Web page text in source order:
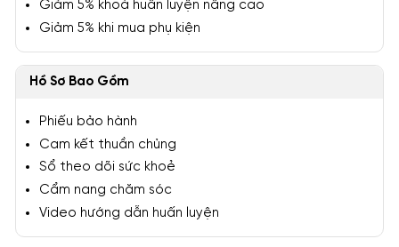
Giảm 5% khoá huấn luyện nâng cao
Giảm 5% khi mua phụ kiện
Hồ Sơ Bao Gồm
Phiếu bảo hành
Cam kết thuần chủng
Sổ theo dõi sức khoẻ
Cẩm nang chăm sóc
Video hướng dẫn huấn luyện